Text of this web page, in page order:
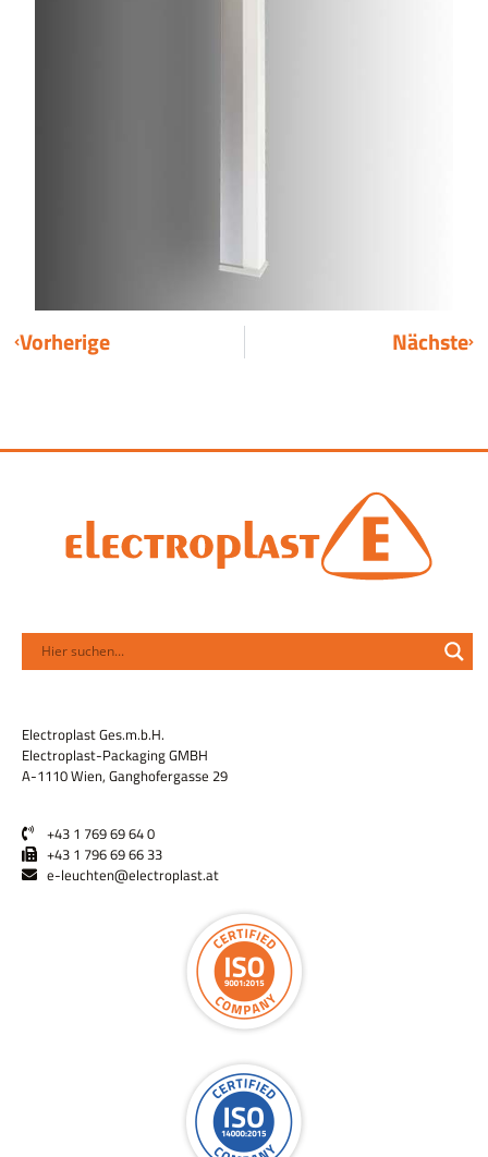
Vorherige Nächste
Electroplast Ges.m.b.H.
Electroplast-Packaging GMBH
A-1110 Wien, Ganghofergasse 29
+43 1 769 69 64 0
+43 1 796 69 66 33
e-leuchten@electroplast.at